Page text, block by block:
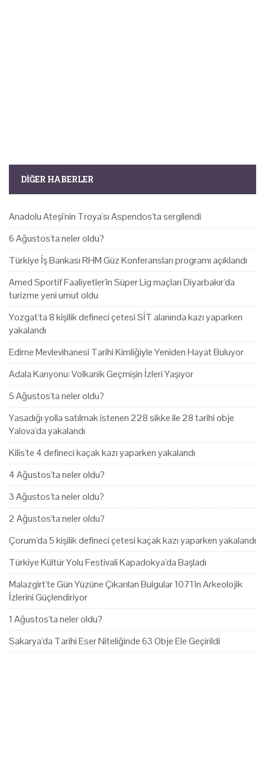
DIĞER HABERLER
Anadolu Ateşi'nin Troya'sı Aspendos'ta sergilendi
6 Ağustos'ta neler oldu?
Türkiye İş Bankası RHM Güz Konferansları programı açıklandı
Amed Sportif Faaliyetler'in Süper Lig maçları Diyarbakır'da
turizme yeni umut oldu
Yozgat'ta 8 kişilik defineci çetesi SİT alanında kazı yaparken
yakalandı
Edirne Mevlevihanesi Tarihi Kimliğiyle Yeniden Hayat Buluyor
Adala Kanyonu: Volkanik Geçmişin İzleri Yaşıyor
5 Ağustos'ta neler oldu?
Yasadığı yolla satılmak istenen 228 sikke ile 28 tarihi obje
Yalova'da yakalandı
Kilis'te 4 defineci kaçak kazı yaparken yakalandı
4 Ağustos'ta neler oldu?
3 Ağustos'ta neler oldu?
2 Ağustos'ta neler oldu?
Çorum'da 5 kişilik defineci çetesi kaçak kazı yaparken yakalandı
Türkiye Kültür Yolu Festivali Kapadokya'da Başladı
Malazgirt'te Gün Yüzüne Çıkarılan Bulgular 1071'in Arkeolojik
İzlerini Güçlendiriyor
1 Ağustos'ta neler oldu?
Sakarya'da Tarihi Eser Niteliğinde 63 Obje Ele Geçirildi